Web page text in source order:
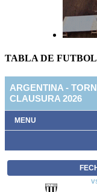
TABLA DE FUTBOL